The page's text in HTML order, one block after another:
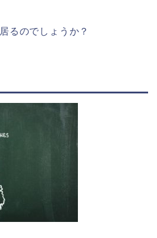
るのでしょうか？